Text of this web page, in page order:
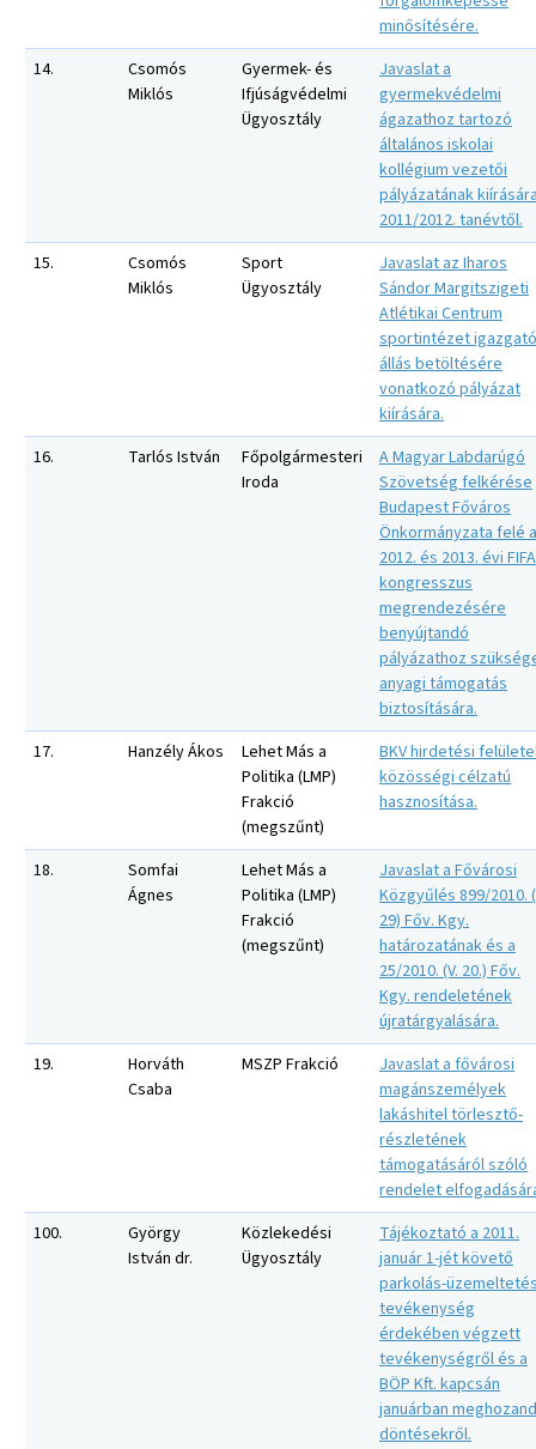
minősítésére.
14.
Csomós
Miklós
Gyermek- és
Ifjúságvédelmi
Ügyosztály
Javaslat a
gyermekvédelmi
ágazathoz tartozó
általános iskolai
kollégium vezetői
pályázatának
2011/2012. tanévtől.
15.
Csomós
Miklós
Sport
Ügyosztály
Javaslat az Iharos
Sándor Margitszigeti
Atlétikai Centrum
sportintézet
állás betöltésére
vonatkozó pályázat
kiírására.
16.
Tarlós István
Főpolgármesteri
Iroda
A Magyar Labdarúgó
Szövetség felkérése
Budapest Főváros
Önkormányzata felé a
2012. és 2013. évi FIFA
kongresszus
megrendezésére
benyújtandó
pályázathoz
anyagi támogatás
biztosítására.
17.
Hanzély Ákos
Lehet Más a
Politika (LMP)
Frakció
(megszűnt)
BKV hirdetési
közösségi célzatú
hasznosítása.
18.
Somfai
Ágnes
Lehet Más a
Politika (LMP)
Frakció
(megszűnt)
Javaslat a Fővárosi
Közgyűlés 899/2010.
29) Főv. Kgy.
határozatának és a
25/2010. (V. 20.) Főv.
Kgy. rendeletének
újratárgyalására.
19.
Horváth
Csaba
MSZP Frakció
Javaslat a fővárosi
magánszemélyek
lakáshitel törlesztő-
részletének
támogatásáról szóló
rendelet
100.
György
István dr.
Közlekedési
Ügyosztály
Tájékoztató a 2011.
január 1-jét követő
parkolás-
tevékenység
érdekében végzett
tevékenységről és a
BÖP Kft. kapcsán
januárban
döntésekről.